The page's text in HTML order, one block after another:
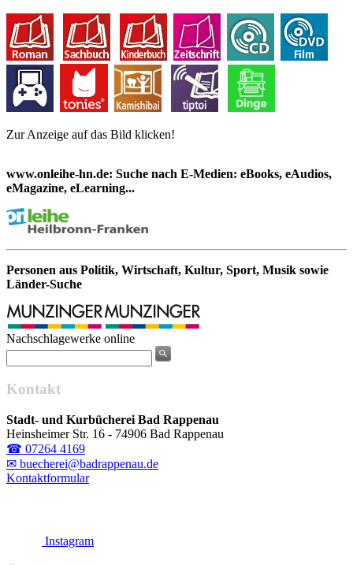
Zur Anzeige auf das Bild klicken!
www.onleihe-hn.de: Suche nach E-Medien: eBooks, eAudios,
eMagazine, eLearning...
Personen aus Politik, Wirtschaft, Kultur, Sport, Musik sowie
Länder-Suche
Nachschlagewerke online
Kontakt
Stadt- und Kurbücherei Bad Rappenau
Heinsheimer Str. 16 - 74906 Bad Rappenau
☎ 07264 4169
✉ buecherei@badrappenau.de
Kontaktformular
Instagram